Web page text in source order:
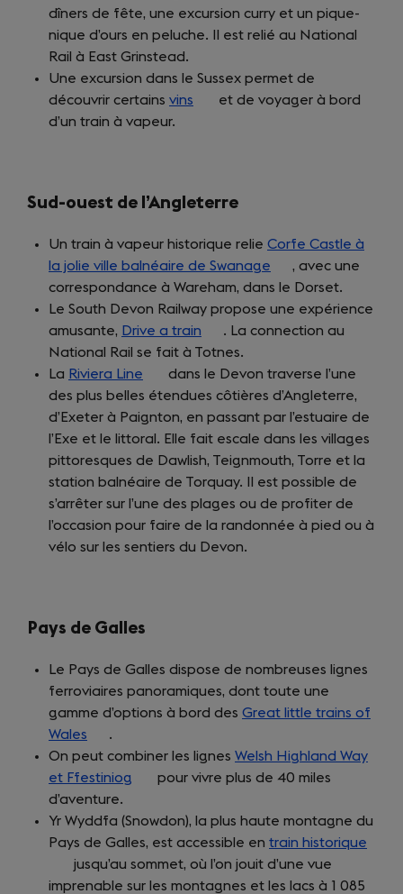
tab)
a
new
tab)
dîners de fête, une excursion curry et un pique-
nique d’ours en peluche. Il est relié au National
Rail à East Grinstead.
Une excursion dans le Sussex permet de
découvrir certains vins (openset de voyager à bord
d’un train à vapeur.
Sud-ouest de l’Angleterre
Un train à vapeur historique relie Corfe Castle à
la jolie ville balnéaire de Swanage (opens
in
a
new
, avec une
correspondance à Wareham, dans le Dorset.
Le South Devon Railway propose une expérience
amusante, Drive a train (opens
in
a
new
tab)
. La connection au
National Rail se fait à Totnes.
La Riviera Line (opens
in
a
new
tab)
dans le Devon traverse l’une
des plus belles étendues côtières d’Angleterre,
d’Exeter à Paignton, en passant par l’estuaire de
l’Exe et le littoral. Elle fait escale dans les villages
pittoresques de Dawlish, Teignmouth, Torre et la
station balnéaire de Torquay. Il est possible de
s’arrêter sur l’une des plages ou de profiter de
l’occasion pour faire de la randonnée à pied ou à
vélo sur les sentiers du Devon.
Pays de Galles
Le Pays de Galles dispose de nombreuses lignes
ferroviaires panoramiques, dont toute une
gamme d’options à bord des Great little trains of
Wales (opens
in
a
new
tab)
.
On peut combiner les lignes Welsh Highland Way
et Ffestiniog (opens
a
new
tab)
pour vivre plus de 40 miles
d’aventure.
Yr Wyddfa (Snowdon), la plus haute montagne du
Pays de Galles, est accessible en train historique
jusqu’au sommet, où l’on jouit d’une vue
imprenable sur les montagnes et les lacs à 1 085